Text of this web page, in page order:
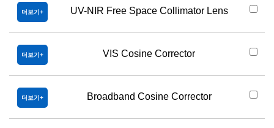
더보기 UV-NIR Free Space Collimator Lens
더보기 VIS Cosine Corrector
더보기 Broadband Cosine Corrector